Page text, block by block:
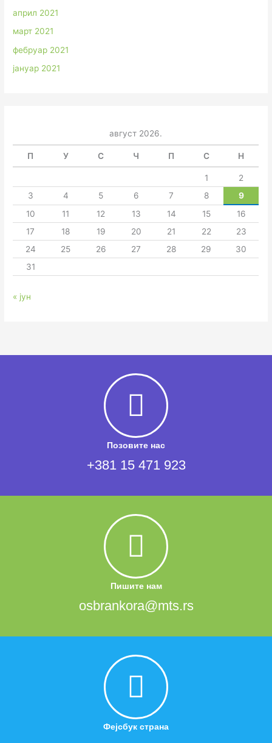
април 2021
март 2021
фебруар 2021
јануар 2021
август 2026.
П У С Ч П С Н
1
2
3
4 5 6 7 8
9
10
11 12 13 14 15
16
17
18 19 20 21 22
23
24
25 26 27 28 29
30
31
« јун
Позовите нас
+381 15 471 923
Пишите нам
osbrankora@mts.rs
Фејсбук страна